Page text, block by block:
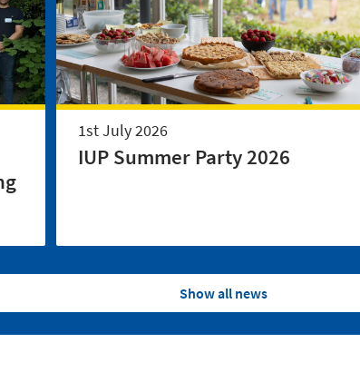
1st July 2026
IUP Summer Party 2026
Show all news